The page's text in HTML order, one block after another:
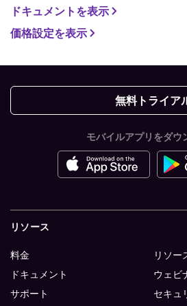
ドキュメントを表示
価格設定を表示
無料トライア
モバイルアプリをダウ
リソース
料金
ドキュメント
サポート
リソー
ウェビ
セキュ